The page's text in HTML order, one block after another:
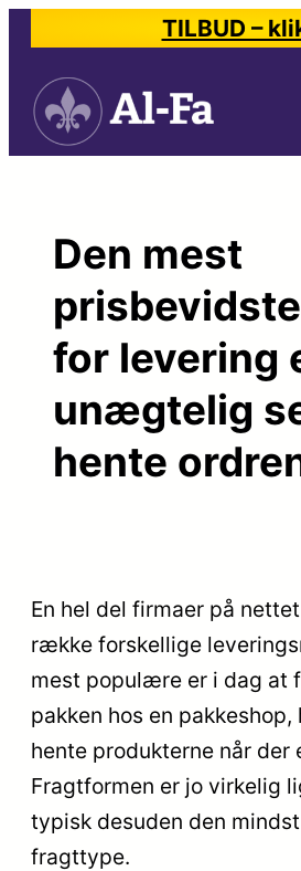
indhold
TILBUD –
Den mest
for levering
unægtelig
hente
En hel del firmaer på
række forskellige
mest populære er i dag at
pakken hos en
hente produkterne når der
Fragtformen er jo virkelig
typisk desuden den
fragttype.